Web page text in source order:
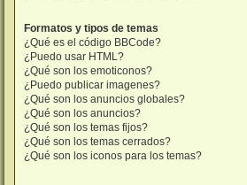
Formatos y tipos de temas
¿Qué es el código BBCode?
¿Puedo usar HTML?
¿Qué son los emoticonos?
¿Puedo publicar imagenes?
¿Qué son los anuncios globales?
¿Qué son los anuncios?
¿Qué son los temas fijos?
¿Qué son los temas cerrados?
¿Qué son los iconos para los temas?